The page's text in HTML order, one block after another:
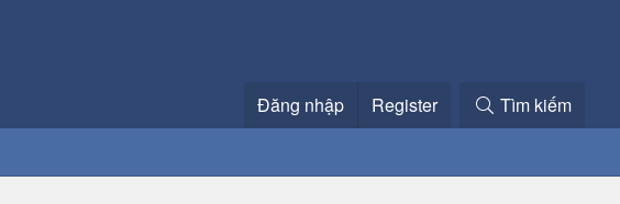
Đăng nhập Register Tìm kiếm